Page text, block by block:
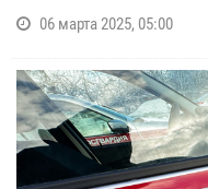
06 марта 2025, 05:00